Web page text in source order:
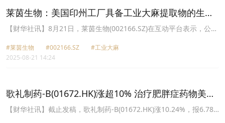
莱茵生物：美国印州工厂具备工业大麻提取物的生产
能力
【财华社讯】8月21日，莱茵生物(002166.SZ)在互动平台表示，公司
力，可及时响应市场需求。
#莱茵生物 #002166.SZ
#工业大麻
2025-08-21 14:24
歌礼制药-B(01672.HK)涨超10% 治疗肥胖症药物美国
Ib期研究取得积极顶线结果
【财华社讯】截止发稿，歌礼制药-B(01672.HK)涨10.24%，报6.78